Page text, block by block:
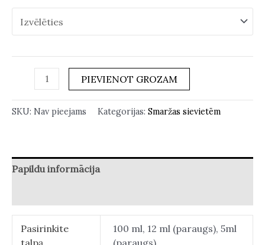
PIEVIENOT GROZAM
SKU: Nav pieejams Kategorijas: Smaržas sievietēm
Papildu informācija
Pasirinkite
100 ml, 12 ml (paraugs), 5ml